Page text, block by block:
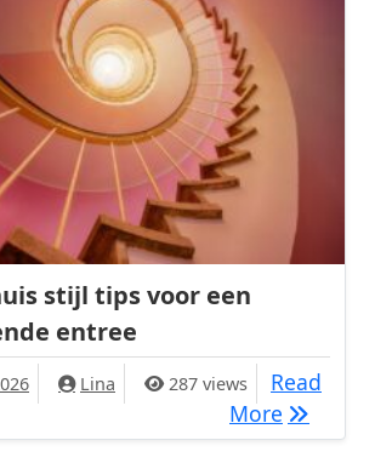
stijl tips voor een
entree
Lina 287 views
Read
More